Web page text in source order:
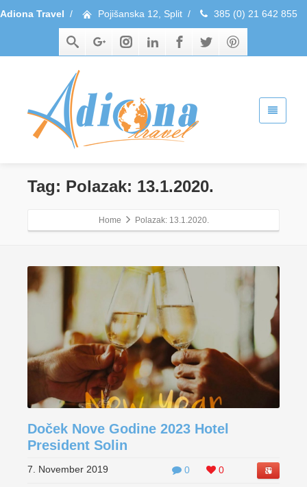
Adiona Travel / Pojišanska 12, Split / 385 (0) 21 642 855
Tag: Polazak: 13.1.2020.
Home Polazak: 13.1.2020.
Doček Nove Godine 2023 Hotel
President Solin
0 0
7. November 2019